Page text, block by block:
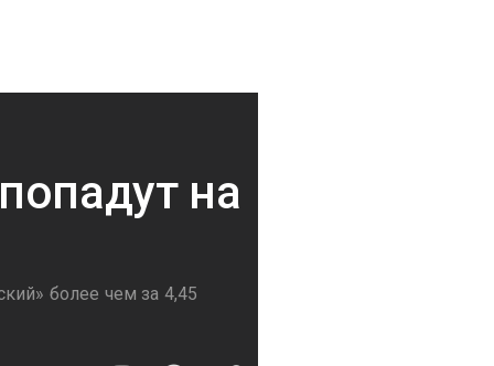
на
более чем за 4,45